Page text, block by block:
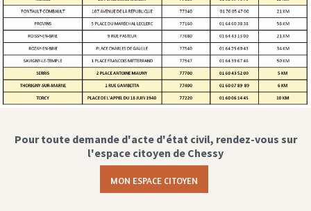
Pour toute demande d'acte d'état civil, rendez-vous sur
l'espace citoyen de Chessy
MON ESPACE CITOYEN